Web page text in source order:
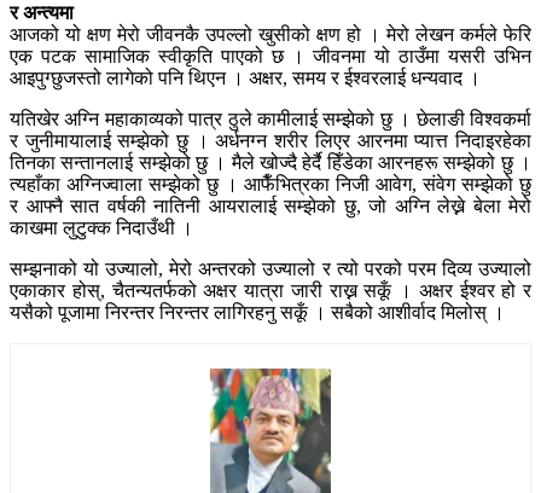
र अन्त्यमा
आजको यो क्षण मेरो जीवनकै उपल्लो खुसीको क्षण हो । मेरो लेखन कर्मले फेरि
एक पटक सामाजिक स्वीकृति पाएको छ । जीवनमा यो ठाउँमा यसरी उभिन
आइपुग्छुजस्तो लागेको पनि थिएन । अक्षर, समय र ईश्वरलाई धन्यवाद ।
यतिखेर अग्नि महाकाव्यको पात्र ठुले कामीलाई सम्झेको छु । छेलाङी विश्वकर्मा
र जुनीमायालाई सम्झेको छु । अर्धनग्न शरीर लिएर आरनमा प्यात्त निदाइरहेका
तिनका सन्तानलाई सम्झेको छु । मैले खोज्दै हेर्दै हिँडेका आरनहरू सम्झेको छु ।
त्यहाँका अग्निज्वाला सम्झेको छु । आफैँभित्रका निजी आवेग, संवेग सम्झेको छु
र आफ्नै सात वर्षकी नातिनी आयरालाई सम्झेको छु, जो अग्नि लेख्ने बेला मेरो
काखमा लुटुक्क निदाउँथी ।
सम्झनाको यो उज्यालो, मेरो अन्तरको उज्यालो र त्यो परको परम दिव्य उज्यालो
एकाकार होस्, चैतन्यतर्फको अक्षर यात्रा जारी राख्न सकूँ । अक्षर ईश्वर हो र
यसैको पूजामा निरन्तर निरन्तर लागिरहनु सकूँ । सबैको आशीर्वाद मिलोस् ।